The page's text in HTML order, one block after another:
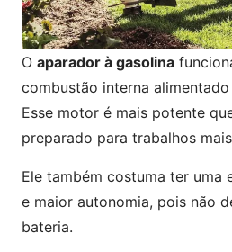
O aparador à gasolina
combustão interna
Esse motor é mais potente
preparado para trabalhos
Ele também costuma ter uma
e maior autonomia, pois não
bateria.